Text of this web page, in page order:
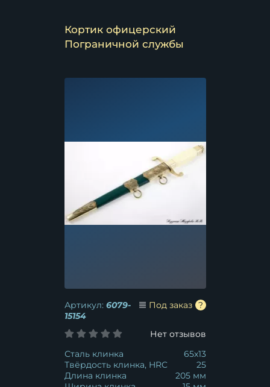
Кортик офицерский
Пограничной службы
Артикул: 6079-
15154
Под заказ
Нет отзывов
Сталь клинка
65x13
Твёрдость клинка, HRC
25
Длина клинка
205 мм